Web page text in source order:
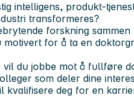
intelligens, produkt-
transformeres?
forskning
motivert for å ta en
vil du jobbe mot å fullføre
som deler dine
kvalifisere deg for en